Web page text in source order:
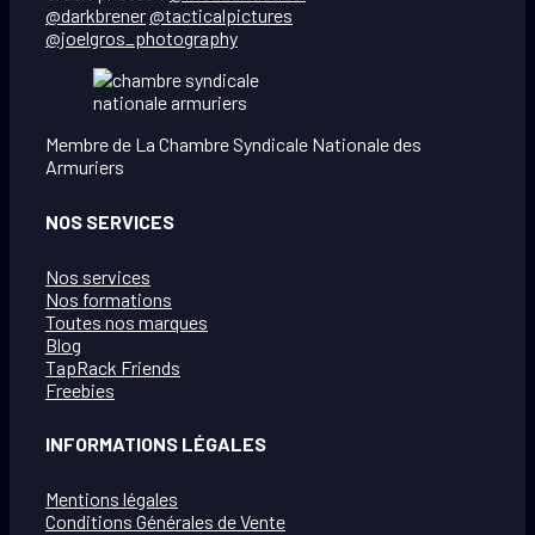
@darkbrener@tacticalpictures
@joelgros_photography
Membre de La Chambre Syndicale Nationale des
Armuriers
NOS SERVICES
Nos services
Nos formations
Toutes nos marques
Blog
TapRack Friends
Freebies
INFORMATIONS LÉGALES
Mentions légales
Conditions Générales de Vente